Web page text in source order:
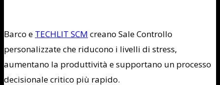
Barco e TECHLIT SCM creano Sale Controllo
personalizzate che riducono i livelli di stress,
aumentano la produttività e supportano un processo
decisionale critico più rapido.